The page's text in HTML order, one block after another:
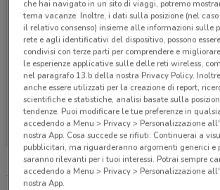
Non ci sono negozi nelle
che hai navigato in un sito di viaggi, potremo
tema vacanze. Inoltre, i dati sulla posizione (nel
il relativo consenso) insieme alle informazioni sulle
rete e agli identificativi del dispositivo, possono
condivisi con terze parti per comprendere e
le esperienze applicative sulle delle reti wireless,
nel paragrafo 13.b della nostra Privacy Policy.
anche essere utilizzati per la creazione di report,
scientifiche e statistiche, analisi basate sulla
tendenze. Puoi modificare le tue preferenze in
accedendo a Menu > Privacy > Personalizzazione
nostra App. Cosa succede se rifiuti: Continuerai a
pubblicitari, ma riguarderanno argomenti generici e
saranno rilevanti per i tuoi interessi. Potrai sempre
accedendo a Menu > Privacy > Personalizzazione
nostra App.